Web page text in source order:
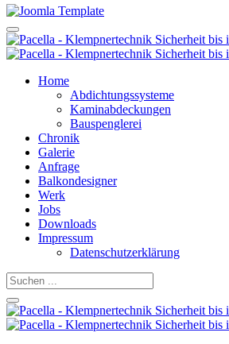
Home
Abdichtungssysteme
Kaminabdeckungen
Bauspenglerei
Chronik
Galerie
Anfrage
Balkondesigner
Werk
Jobs
Downloads
Impressum
Datenschutzerklärung